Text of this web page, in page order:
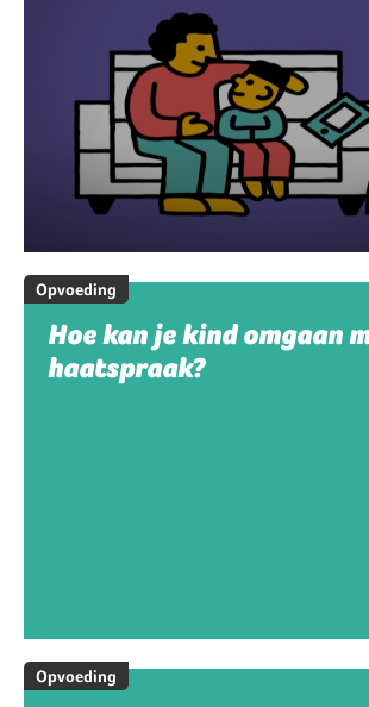
Opvoeding
Hoe kan je kind omgaan
haatspraak?
Opvoeding